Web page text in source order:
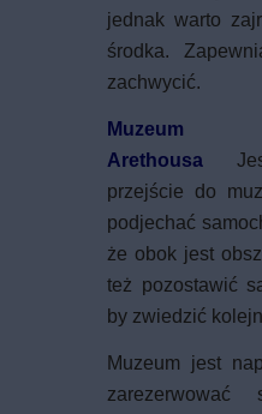
jednak warto
środka.
zachwycić.
Muzeum
Arethousa
przejście do
podjechać
że obok jest
też pozostawić
by zwiedzić
Muzeum jest